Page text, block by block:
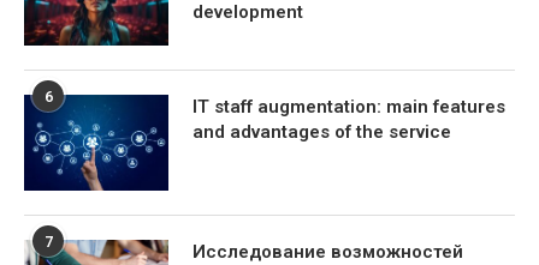
development
6
IT staff augmentation: main features
and advantages of the service
7
Исследование возможностей